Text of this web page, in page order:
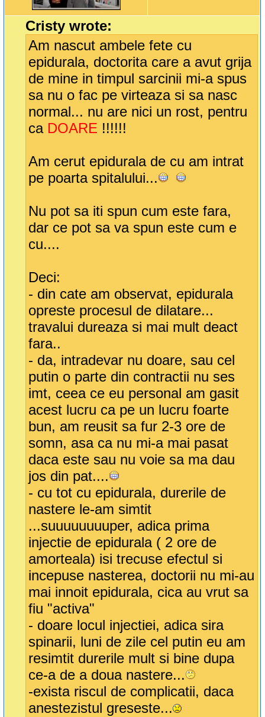
Cristy wrote:
Am nascut ambele fete cu
epidurala, doctorita care a avut grija
de mine in timpul sarcinii mi-a spus
sa nu o fac pe virteaza si sa nasc
normal... nu are nici un rost, pentru
ca DOARE !!!!!!
Am cerut epidurala de cu am intrat
pe poarta spitalului...
Nu pot sa iti spun cum este fara,
dar ce pot sa va spun este cum e
cu....
Deci:
- din cate am observat, epidurala
opreste procesul de dilatare...
travalui dureaza si mai mult deact
fara..
- da, intradevar nu doare, sau cel
putin o parte din contractii nu ses
imt, ceea ce eu personal am gasit
acest lucru ca pe un lucru foarte
bun, am reusit sa fur 2-3 ore de
somn, asa ca nu mi-a mai pasat
daca este sau nu voie sa ma dau
jos din pat....
- cu tot cu epidurala, durerile de
nastere le-am simtit
...suuuuuuuuper, adica prima
injectie de epidurala ( 2 ore de
amorteala) isi trecuse efectul si
incepuse nasterea, doctorii nu mi-au
mai innoit epidurala, cica au vrut sa
fiu "activa"
- doare locul injectiei, adica sira
spinarii, luni de zile cel putin eu am
resimtit durerile mult si bine dupa
ce-a de a doua nastere...
-exista riscul de complicatii, daca
anestezistul greseste...